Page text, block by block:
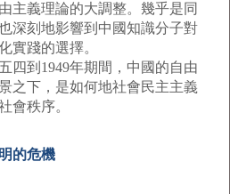
主義理論的大調整。幾乎是同
深刻地影響到中國知識分子對
實踐的選擇。
四到1949年期間，中國的自由
之下，是如何地社會民主主義
會秩序。
的危機